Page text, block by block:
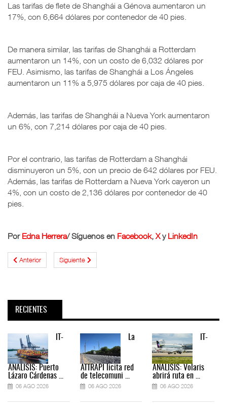
Las tarifas de flete de Shanghái a Génova aumentaron un
17%, con 6,664 dólares por contenedor de 40 pies.
De manera similar, las tarifas de Shanghái a Rotterdam
aumentaron un 14%, con un costo de 6,032 dólares por
FEU. Asimismo, las tarifas de Shanghái a Los Ángeles
aumentaron un 11% a 5,975 dólares por caja de 40 pies.
Además, las tarifas de Shanghái a Nueva York aumentaron
un 6%, con 7,214 dólares por caja de 40 pies.
Por el contrario, las tarifas de Rotterdam a Shanghái
disminuyeron un 5%, con un precio de 642 dólares por FEU.
Además, las tarifas de Rotterdam a Nueva York cayeron un
4%, con un costo de 2,136 dólares por contenedor de 40
pies.
Por Edna Herrera/ Síguenos en Facebook, Xy LinkedIn
Anterior Siguiente
RECIENTES
IT-
ANÁLISIS: Puerto
Lázaro Cárdenas ...
06 AGO 2026
La
ATTRAPI licita red
de telecomuni ...
06 AGO 2026
IT-
ANÁLISIS: Volaris
abrirá ruta en ...
06 AGO 2026